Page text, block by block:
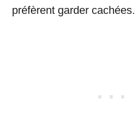
préfèrent garder cachées.